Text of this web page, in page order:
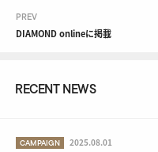
PREV
DIAMOND onlineに掲載
RECENT NEWS
CAMPAIGN 2025.08.01